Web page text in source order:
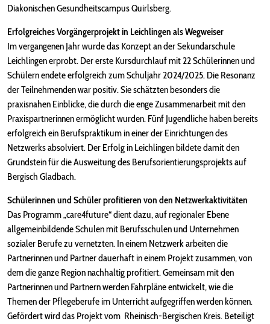
Diakonischen Gesundheitscampus Quirlsberg.
Erfolgreiches Vorgängerprojekt in Leichlingen als Wegweiser
Im vergangenen Jahr wurde das Konzept an der Sekundarschule
Leichlingen erprobt. Der erste Kursdurchlauf mit 22 Schülerinnen und
Schülern endete erfolgreich zum Schuljahr 2024/2025. Die Resonanz
der Teilnehmenden war positiv. Sie schätzten besonders die
praxisnahen Einblicke, die durch die enge Zusammenarbeit mit den
Praxispartnerinnen ermöglicht wurden. Fünf Jugendliche haben bereits
erfolgreich ein Berufspraktikum in einer der Einrichtungen des
Netzwerks absolviert. Der Erfolg in Leichlingen bildete damit den
Grundstein für die Ausweitung des Berufsorientierungsprojekts auf
Bergisch Gladbach.
Schülerinnen und Schüler profitieren von den Netzwerkaktivitäten
Das Programm „care4future“ dient dazu, auf regionaler Ebene
allgemeinbildende Schulen mit Berufsschulen und Unternehmen
sozialer Berufe zu vernetzten. In einem Netzwerk arbeiten die
Partnerinnen und Partner dauerhaft in einem Projekt zusammen, von
dem die ganze Region nachhaltig profitiert. Gemeinsam mit den
Partnerinnen und Partnern werden Fahrpläne entwickelt, wie die
Themen der Pflegeberufe im Unterricht aufgegriffen werden können.
Gefördert wird das Projekt vom Rheinisch-Bergischen Kreis. Beteiligt